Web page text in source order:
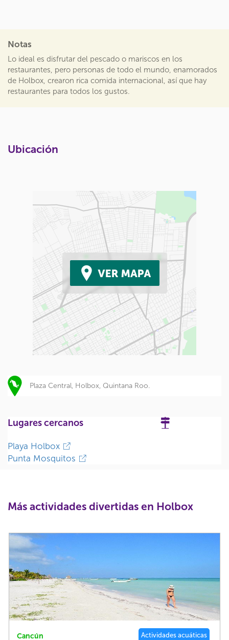
Notas
Lo ideal es disfrutar del pescado o mariscos en los
restaurantes, pero personas de todo el mundo, enamorados
de Holbox, crearon rica comida internacional, así que hay
restaurantes para todos los gustos.
Ubicación
Plaza Central, Holbox, Quintana Roo.
Lugares cercanos
Playa Holbox
Punta Mosquitos
Más actividades divertidas en Holbox
Cancún Actividades acuáticas